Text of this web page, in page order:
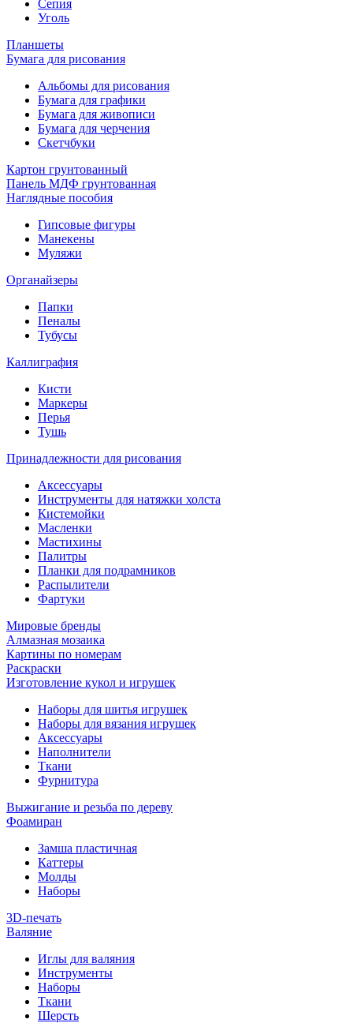
Сепия
Уголь
Планшеты
Бумага для рисования
Альбомы для рисования
Бумага для графики
Бумага для живописи
Бумага для черчения
Скетчбуки
Картон грунтованный
Панель МДФ грунтованная
Наглядные пособия
Гипсовые фигуры
Манекены
Муляжи
Органайзеры
Папки
Пеналы
Тубусы
Каллиграфия
Кисти
Маркеры
Перья
Тушь
Принадлежности для рисования
Аксессуары
Инструменты для натяжки холста
Кистемойки
Масленки
Мастихины
Палитры
Планки для подрамников
Распылители
Фартуки
Мировые бренды
Алмазная мозаика
Картины по номерам
Раскраски
Изготовление кукол и игрушек
Наборы для шитья игрушек
Наборы для вязания игрушек
Аксессуары
Наполнители
Ткани
Фурнитура
Выжигание и резьба по дереву
Фоамиран
Замша пластичная
Каттеры
Молды
Наборы
3D-печать
Валяние
Иглы для валяния
Инструменты
Наборы
Ткани
Шерсть